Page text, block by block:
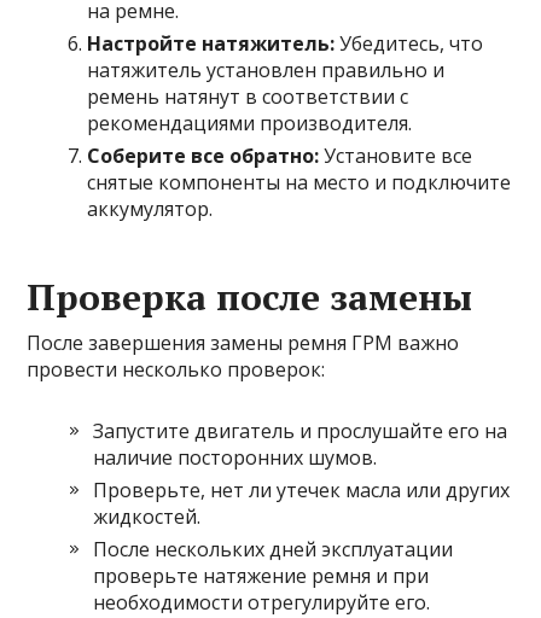
на ремне.
Настройте натяжитель:Убедитесь, что
натяжитель установлен правильно и
ремень натянут в соответствии с
рекомендациями производителя.
Соберите все обратно:Установите все
снятые компоненты на место и подключите
аккумулятор.
Проверка после замены
После завершения замены ремня ГРМ важно
провести несколько проверок:
Запустите двигатель и прослушайте его на
наличие посторонних шумов.
Проверьте, нет ли утечек масла или других
жидкостей.
После нескольких дней эксплуатации
проверьте натяжение ремня и при
необходимости отрегулируйте его.